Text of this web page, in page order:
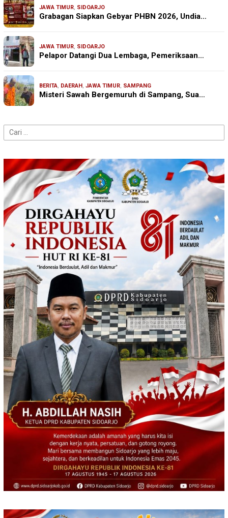
JAWA TIMUR, SIDOARJO
Grabagan Siapkan Gebyar PHBN 2026, Undia…
JAWA TIMUR, SIDOARJO
Pelapor Datangi Dua Lembaga, Pemeriksaan…
BERITA, DAERAH, JAWA TIMUR, SAMPANG
Misteri Sawah Bergemuruh di Sampang, Sua…
Cari
untuk: